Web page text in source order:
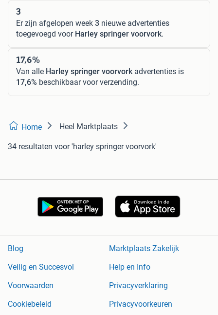
3
Er zijn afgelopen week 3 nieuwe advertenties
toegevoegd voor Harley springer voorvork.
17,6%
Van alle Harley springer voorvork advertenties is
17,6% beschikbaar voor verzending.
Home Heel Marktplaats
34 resultaten voor 'harley springer voorvork'
Blog
Marktplaats Zakelijk
Veilig en Succesvol
Help en Info
Voorwaarden
Privacyverklaring
Cookiebeleid
Privacyvoorkeuren